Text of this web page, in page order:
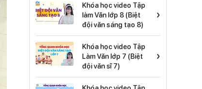
Khóa học video Tập
làm Văn lớp 8 (Biệt
đội văn sáng tạo 8)
›
Khóa học video Tập
Làm Văn lớp 7 (Biệt
đội văn sĩ 7)
›